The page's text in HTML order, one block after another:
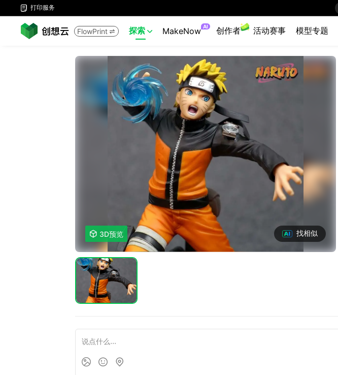
 打印服务
FlowPrint  探索  MakeNow AI 创作者 活动赛事 模型专题
 3D预览 找相似